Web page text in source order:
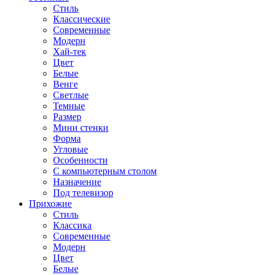
Стиль
Классические
Современные
Модерн
Хай-тек
Цвет
Белые
Венге
Светлые
Темные
Размер
Мини стенки
Форма
Угловые
Особенности
С компьютерным столом
Назначение
Под телевизор
Прихожие
Стиль
Классика
Современные
Модерн
Цвет
Белые